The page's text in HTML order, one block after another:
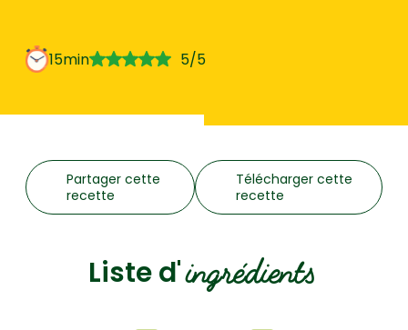
15min 5/5
Partager cette
recette
Télécharger cette
recette
Liste d'ingrédients